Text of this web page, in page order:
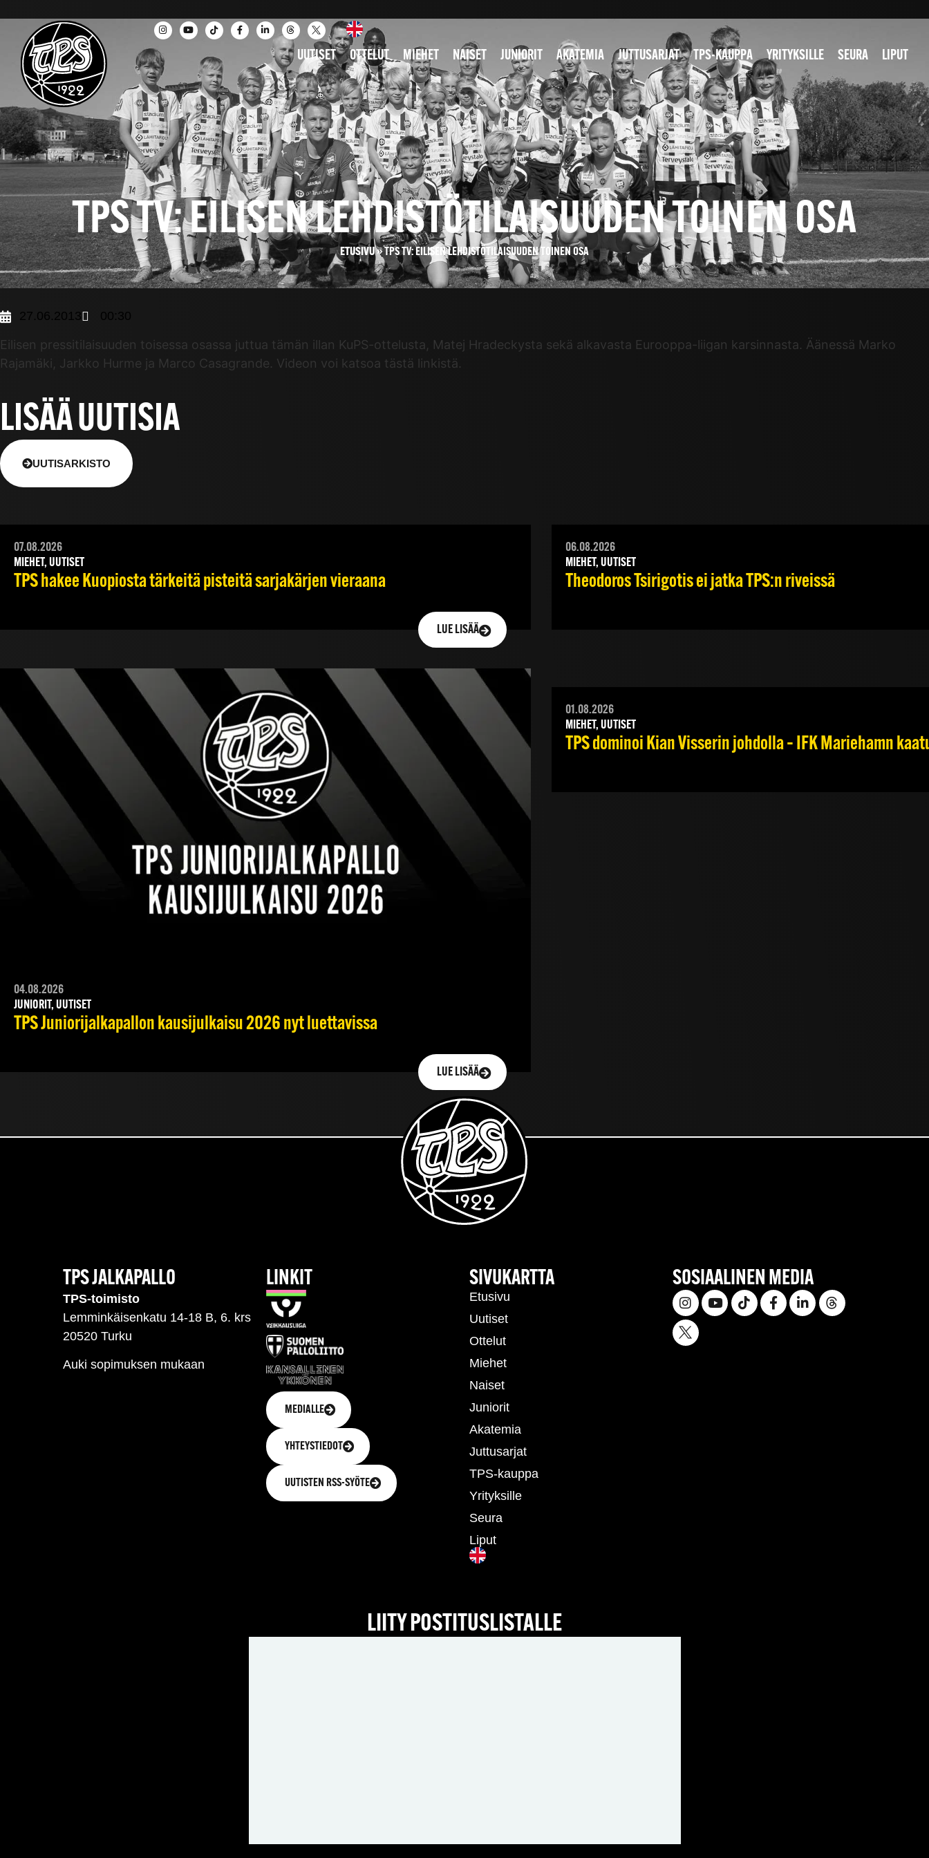
UUTISET OTTELUT MIEHET NAISET JUNIORIT AKATEMIA JUTTUSARJAT TPS-KAUPPA YRITYKSILLE SEURA LIPUT
TPS TV: EILISEN LEHDISTÖTILAISUUDEN TOINEN OSA
ETUSIVU»TPS TV: EILISEN LEHDISTÖTILAISUUDEN TOINEN OSA
27.06.2013 00:30
Eilisen pressitilaisuuden toisessa osassa juttua tämän illan KuPS-ottelusta, Matej Hradeckysta sekä alkavasta Eurooppa-liigan karsinnasta. Äänessä Marko
Rajamäki, Jarkko Hurme ja Marco Casagrande. Videon voi katsoa tästä linkistä.
LISÄÄ UUTISIA
UUTISARKISTO
07.08.2026
MIEHET, UUTISET
TPS hakee Kuopiosta tärkeitä pisteitä sarjakärjen vieraana
LUE LISÄÄ
06.08.2026
MIEHET, UUTISET
Theodoros Tsirigotis ei jatka TPS:n riveissä
04.08.2026
JUNIORIT, UUTISET
TPS Juniorijalkapallon kausijulkaisu 2026 nyt luettavissa
LUE LISÄÄ
01.08.2026
MIEHET, UUTISET
TPS dominoi Kian Visserin johdolla – IFK Mariehamn
TPS JALKAPALLO
TPS-toimisto
Lemminkäisenkatu 14-18 B, 6. krs
20520 Turku
Auki sopimuksen mukaan
LINKIT
MEDIALLE
YHTEYSTIEDOT
UUTISTEN RSS-SYÖTE
SIVUKARTTA
Etusivu
Uutiset
Ottelut
Miehet
Naiset
Juniorit
Akatemia
Juttusarjat
TPS-kauppa
Yrityksille
Seura
Liput
SOSIAALINEN MEDIA
LIITY POSTITUSLISTALLE